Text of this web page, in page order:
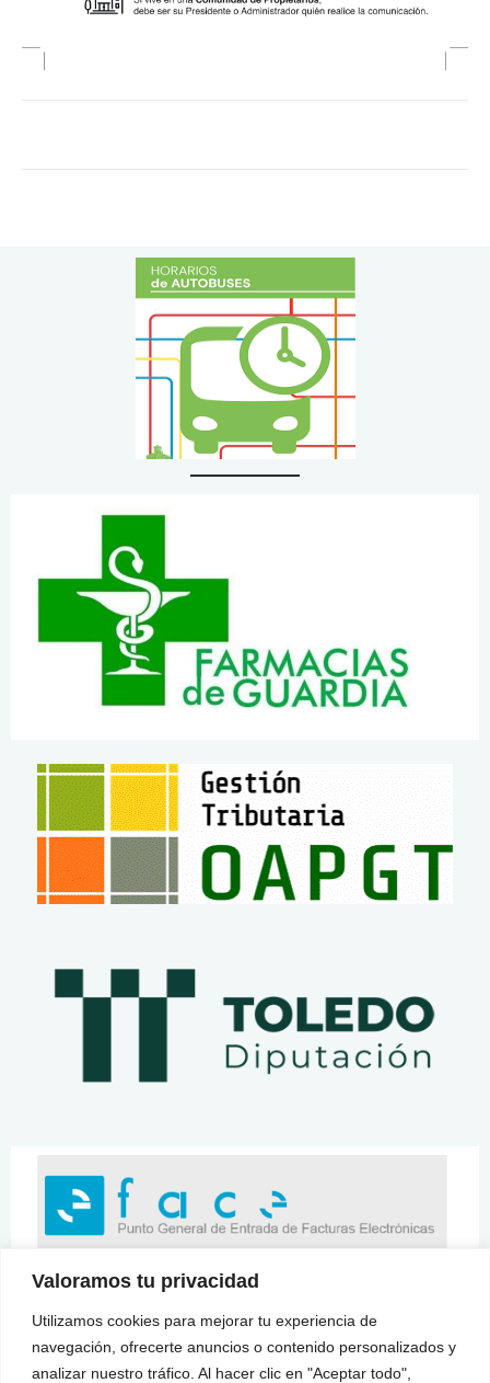
Valoramos tu privacidad
Utilizamos cookies para mejorar tu experiencia de
navegación, ofrecerte anuncios o contenido personalizados y
analizar nuestro tráfico. Al hacer clic en "Aceptar todo",